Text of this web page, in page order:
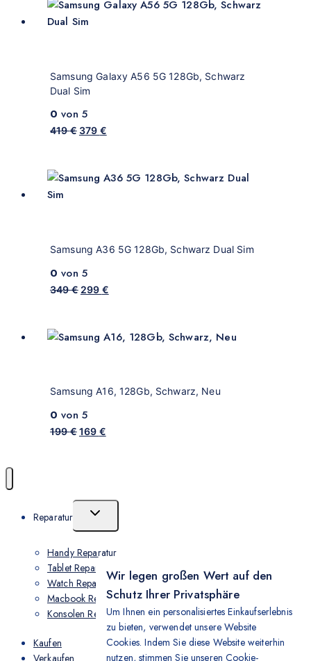
Wir legen großen Wert auf den
Schutz Ihrer Privatsphäre
Um Ihnen ein personalisiertes Einkaufserlebnis
zu bieten, verwendet unsere Website
Cookies. Indem Sie diese Website weiterhin
nutzen, stimmen Sie unseren Cookie-
Samsung Galaxy A56 5G 128Gb, Schwarz
Dual Sim
0 von 5
419€ 379 €
Samsung A36 5G 128Gb, Schwarz Dual Sim
0 von 5
349€ 299 €
Samsung A16, 128Gb, Schwarz, Neu
0 von 5
199€169 €
Reparatur
Handy Reparatur
Tablet Reparatur
Watch Reparatur
Macbook Reparatur
Konsolen Reparatur
Kaufen